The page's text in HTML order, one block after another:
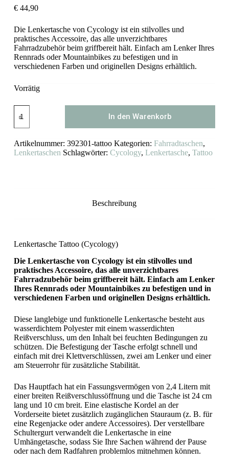
€44,90
Die Lenkertasche von Cycology ist ein stilvolles und
praktisches Accessoire, das alle unverzichtbares
Fahrradzubehör beim griffbereit hält. Einfach am Lenker Ihres
Rennrads oder Mountainbikes zu befestigen und in
verschiedenen Farben und originellen Designs erhältlich.
Vorrätig
Lenkertasche
Cycology
Tattoo
In den Warenkorb
Artikelnummer: 392301-tattoo Kategorien: Fahrradtaschen,
Lenkertaschen Schlagwörter: Cycology, Lenkertasche, Tattoo
Beschreibung
Lenkertasche Tattoo (Cycology)
Die Lenkertasche von Cycology ist ein stilvolles und
praktisches Accessoire, das alle unverzichtbares
Fahrradzubehör beim griffbereit hält. Einfach am Lenker
Ihres Rennrads oder Mountainbikes zu befestigen und in
verschiedenen Farben und originellen Designs erhältlich.
Diese langlebige und funktionelle Lenkertasche besteht aus
wasserdichtem Polyester mit einem wasserdichten
Reißverschluss, um den Inhalt bei feuchten Bedingungen zu
schützen. Die Befestigung der Tasche erfolgt schnell und
einfach mit drei Klettverschlüssen, zwei am Lenker und einer
am Steuerrohr für zusätzliche Stabilität.
Das Hauptfach hat ein Fassungsvermögen von 2,4 Litern mit
einer breiten Reißverschlussöffnung und die Tasche ist 24 cm
lang und 10 cm breit. Eine elastische Kordel an der
Vorderseite bietet zusätzlich zugänglichen Stauraum (z. B. für
eine Regenjacke oder andere Accessoires). Der verstellbare
Schultergurt verwandelt die Lenkertasche in eine
Umhängetasche, sodass Sie Ihre Sachen während der Pause
oder nach dem Radfahren problemlos mitnehmen können.